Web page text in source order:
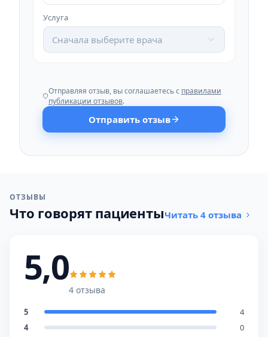
Услуга
Сначала выберите врача
Отправляя отзыв, вы соглашаетесь с правилами
публикации отзывов.
Отправить отзыв
ОТЗЫВЫ
Что говорят пациентыЧитать 4 отзыва
5,0
4 отзыва
5
4
4
0